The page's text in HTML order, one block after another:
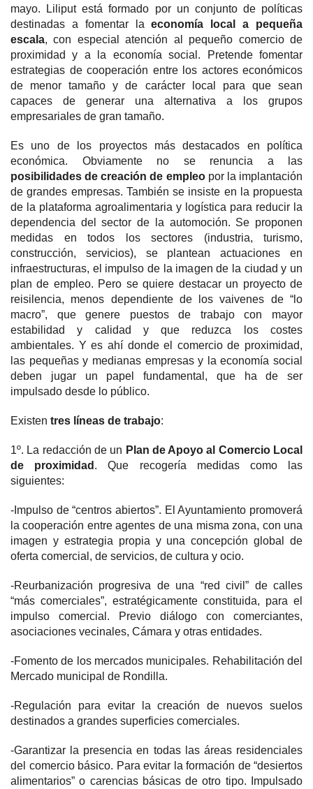
mayo. Liliput está formado por un conjunto de políticas
destinadas a fomentar laeconomía local a pequeña
escala, con especial atención al pequeño comercio de
proximidad y a la economía social. Pretende fomentar
estrategias de cooperación entre los actores económicos
de menor tamaño y de carácter local para que sean
capaces de generar una alternativa a los grupos
empresariales de gran tamaño.
Es uno de los proyectos más destacados en política
económica. Obviamente no se renuncia a las
posibilidades de creación de empleopor la implantación
de grandes empresas. También se insiste en la propuesta
de la plataforma agroalimentaria y logística para reducir la
dependencia del sector de la automoción. Se proponen
medidas en todos los sectores (industria, turismo,
construcción, servicios), se plantean actuaciones en
infraestructuras, el impulso de la imagen de la ciudad y un
plan de empleo. Pero se quiere destacar un proyecto de
reisilencia, menos dependiente de los vaivenes de “lo
macro”, que genere puestos de trabajo con mayor
estabilidad y calidad y que reduzca los costes
ambientales. Y es ahí donde el comercio de proximidad,
las pequeñas y medianas empresas y la economía social
deben jugar un papel fundamental, que ha de ser
impulsado desde lo público.
Existen tres líneas de trabajo:
1º. La redacción de un Plan de Apoyo al Comercio Local
de proximidad . Que recogería medidas como las
siguientes:
-Impulso de “centros abiertos”. El Ayuntamiento promoverá
la cooperación entre agentes de una misma zona, con una
imagen y estrategia propia y una concepción global de
oferta comercial, de servicios, de cultura y ocio.
-Reurbanización progresiva de una “red civil” de calles
“más comerciales”, estratégicamente constituida, para el
impulso comercial. Previo diálogo con comerciantes,
asociaciones vecinales, Cámara y otras entidades.
-Fomento de los mercados municipales. Rehabilitación del
Mercado municipal de Rondilla.
-Regulación para evitar la creación de nuevos suelos
destinados a grandes superficies comerciales.
-Garantizar la presencia en todas las áreas residenciales
del comercio básico. Para evitar la formación de “desiertos
alimentarios” o carencias básicas de otro tipo. Impulsado